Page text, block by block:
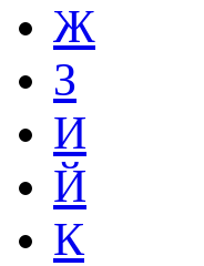
Ж
З
И
Й
К